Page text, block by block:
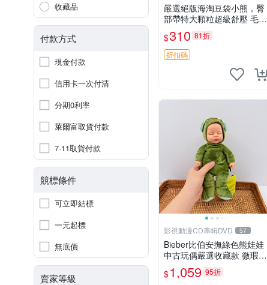
收藏品
付款方式
現金付款
信用卡一次付清
分期0利率
萊爾富取貨付款
7-11取貨付款
競標條件
可立即結標
一元起標
無底價
賣家等級
嚴選絕版海淘豆袋小熊，臀
部帶特大顆粒超級舒壓 毛毛
摸起來格外順滑適合收藏 10
0%棉質 豆袋枕 豆袋、抱
枕、小熊
$310 81折
折扣碼
影視動漫CD專輯DVD 57
Bieber比伯安撫綠色熊娃娃
中古玩偶嚴選收藏款 微瑕輕
度使用 Bieber綠熊娃娃 中
古玩偶 微瑕
$1,059 95折